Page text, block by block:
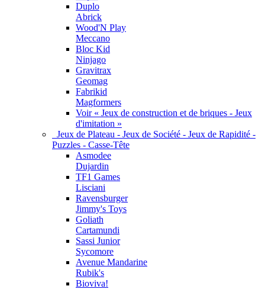
Duplo
Abrick
Wood'N Play
Meccano
Bloc Kid
Ninjago
Gravitrax
Geomag
Fabrikid
Magformers
Voir « Jeux de construction et de briques - Jeux
d'imitation »
Jeux de Plateau - Jeux de Société - Jeux de Rapidité -
Puzzles - Casse-Tête
Asmodee
Dujardin
TF1 Games
Lisciani
Ravensburger
Jimmy's Toys
Goliath
Cartamundi
Sassi Junior
Sycomore
Avenue Mandarine
Rubik's
Bioviva!